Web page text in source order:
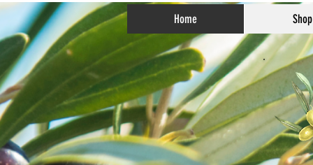
Home Shop